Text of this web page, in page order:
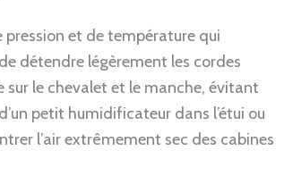
et de température qui
détendre légèrement les cordes
le chevalet et le manche, évitant
petit humidificateur dans l’étui ou
l’air extrêmement sec des cabines